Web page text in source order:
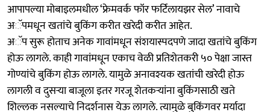
आपापल्या मोबाइलमधील ‘फ्रेमवर्क फॉर फर्टिलायझर सेल’ नावाचे
अॅपमधून खतांचे बुकिंग करीत खरेदी करीत आहेत.
अॅप सुरू होताच अनेक गावांमधून संशयास्पदपणे जादा खतांचे बुकिंग
होऊ लागले. काही गावांमधून एकाच वेळी प्रतिशेतकरी ५० पेक्षा जास्त
गोण्यांचे बुकिंग होऊ लागले. यामुळे अनावश्यक खतांची खरेदी होऊ
लागली व दुसऱ्या बाजूला इतर गरजू शेतकऱ्यांना बुकिंगसाठी खते
शिल्लक नसल्याचे निदर्शनास येऊ लागले. त्यामुळे बुकिंगवर मर्यादा